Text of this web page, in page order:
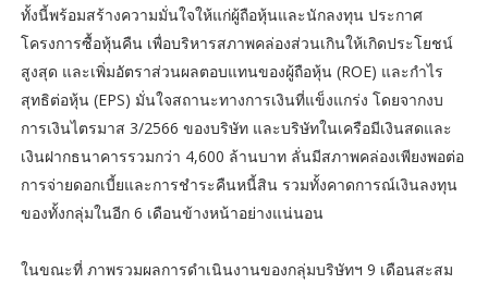
ทั้งนี้พร้อมสร้างความมั่นใจให้แก่ผู้ถือหุ้นและนักลงทุน ประกาศ
โครงการซื้อหุ้นคืน เพื่อบริหารสภาพคล่องส่วนเกินให้เกิดประโยชน์
สูงสุด และเพิ่มอัตราส่วนผลตอบแทนของผู้ถือหุ้น (ROE) และกำไร
สุทธิต่อหุ้น (EPS) มั่นใจสถานะทางการเงินที่แข็งแกร่ง โดยจากงบ
การเงินไตรมาส 3/2566 ของบริษัท และบริษัทในเครือมีเงินสดและ
เงินฝากธนาคารรวมกว่า 4,600 ล้านบาท ลั่นมีสภาพคล่องเพียงพอต่อ
การจ่ายดอกเบี้ยและการชำระคืนหนี้สิน รวมทั้งคาดการณ์เงินลงทุน
ของทั้งกลุ่มในอีก 6 เดือนข้างหน้าอย่างแน่นอน
ในขณะที่ ภาพรวมผลการดำเนินงานของกลุ่มบริษัทฯ 9 เดือนสะสม